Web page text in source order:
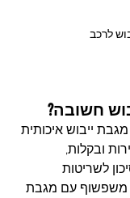
לרכב
חשובה?
מגבת ייבוש איכותית
ובקלות,
לשריטות
משפשוף עם מגבת